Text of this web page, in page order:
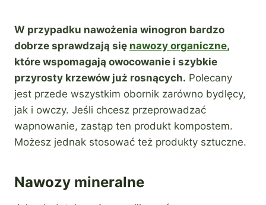
W przypadku nawożenia winogron bardzo
dobrze sprawdzają się nawozy organiczne,
które wspomagają owocowanie i szybkie
przyrosty krzewów już rosnących. Polecany
jest przede wszystkim obornik zarówno bydlęcy,
jak i owczy. Jeśli chcesz przeprowadzać
wapnowanie, zastąp ten produkt kompostem.
Możesz jednak stosować też produkty sztuczne.
Nawozy mineralne